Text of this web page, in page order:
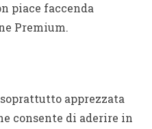
piace faccenda
Premium.
apprezzata
consente di aderire in